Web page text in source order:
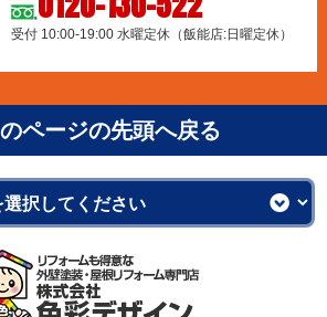
受付 10:00-19:00 水曜定休（飯能店:日曜定休）
ページの先頭へ戻る